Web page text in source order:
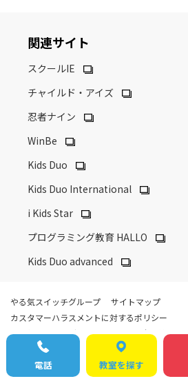
電話 教室を探す
関連サイト
スクールIE
チャイルド・アイズ
忍者ナイン
WinBe
Kids Duo
Kids Duo International
i Kids Star
プログラミング教育 HALLO
Kids Duo advanced
やる気スイッチグループ
サイトマップ
カスタマーハラスメントに対するポリシー
やる気スイッチグループの安心・安全対策
外
© YARUKI Switch Group Co.,Ltd.